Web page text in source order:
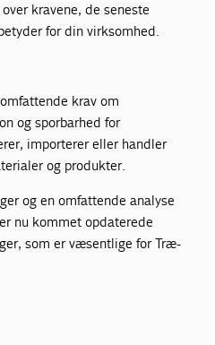
kravene, de seneste
for din virksomhed.
krav om
og sporbarhed for
importerer eller handler
og produkter.
og en omfattende analyse
nu kommet opdaterede
som er væsentlige for Træ-